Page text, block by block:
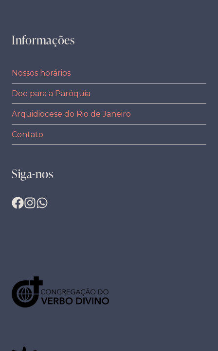
Informações
Nossos horários
Doe para a Paróquia
Arquidiocese do Rio de Janeiro
Contato
Siga-nos